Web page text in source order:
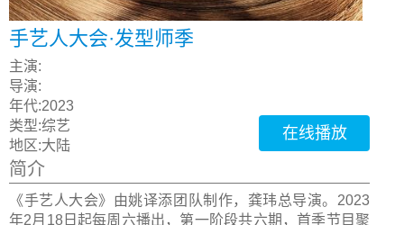
手艺人大会·发型师季
主演:
导演:
年代:2023
类型:综艺
地区:大陆
在线播放
简介
《手艺人大会》由姚译添团队制作，龚玮总导演。2023
年2月18日起每周六播出，第一阶段共六期，首季节目聚